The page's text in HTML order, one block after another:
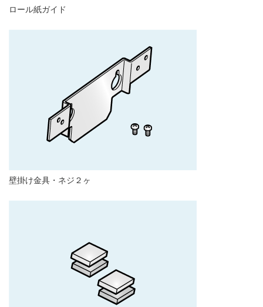
ロール紙ガイド
壁掛け金具・ネジ２ヶ